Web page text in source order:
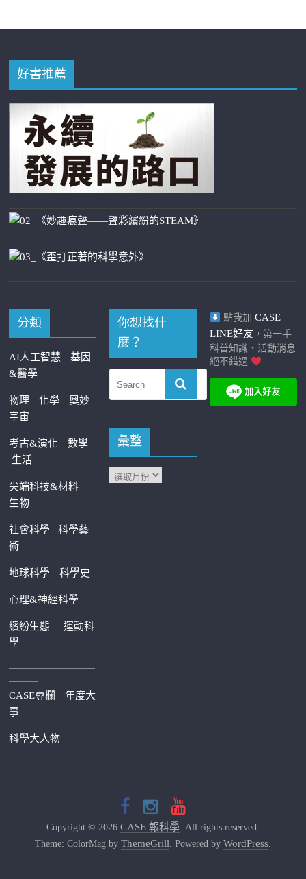
好書推薦
分類
AI人工智慧
基因
&醫學
物理 化學
奧妙
宇宙
考古&演化
數學
生活
尖端科技&材料
生物
社會科學科學藝
術
地球科學 科學史
心理&神經科學
繽紛生態運動科
學
—————————
———
CASE專欄
年度大
事
科學大人物
你想找什
麼？
彙整
點我加 CASE
LINE好友 ，第一手
科普知識、活動消息
絕不錯過
Copyright © 2026 CASE 報科學. All rights reserved.
Theme: ColorMag by ThemeGrill. Powered by WordPress.